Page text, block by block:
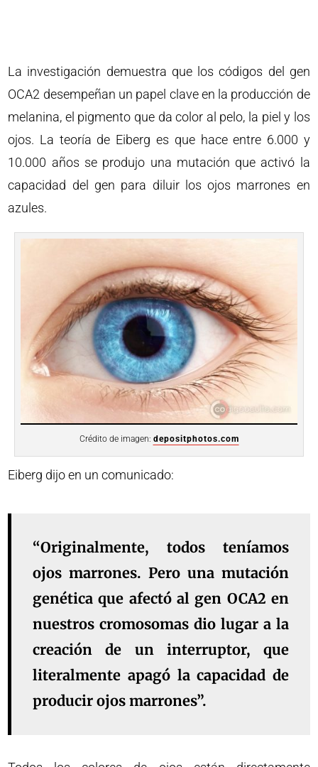
La investigación demuestra que los códigos del gen
OCA2 desempeñan un papel clave en la producción de
melanina, el pigmento que da color al pelo, la piel y los
ojos. La teoría de Eiberg es que hace entre 6.000 y
10.000 años se produjo una mutación que activó la
capacidad del gen para diluir los ojos marrones en
azules.
Crédito de imagen: depositphotos.com
Eiberg dijo en un comunicado:
“Originalmente, todos teníamos
ojos marrones. Pero una mutación
genética que afectó al gen OCA2 en
nuestros cromosomas dio lugar a la
creación de un interruptor, que
literalmente apagó la capacidad de
producir ojos marrones”.